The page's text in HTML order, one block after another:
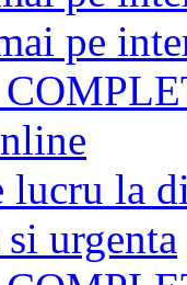
pe
lucru la
urgenta